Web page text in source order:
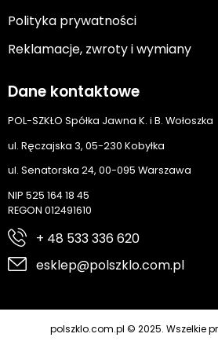
Polityka prywatności
Reklamacje, zwroty i wymiany
Dane kontaktowe
POL-SZKŁO Spółka Jawna K. i B. Wołoszka
ul. Ręczajska 3, 05-230 Kobyłka
ul. Senatorska 24, 00-095 Warszawa
NIP 525 164 18 45
REGON 012491610
+ 48 533 336 620
esklep@polszklo.com.pl
polszklo.com.pl © 2025. Wszelkie